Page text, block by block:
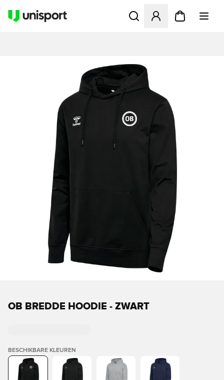
Opent een venster om in
OB BREDDE HOODIE - ZWART
BESCHIKBARE KLEUREN